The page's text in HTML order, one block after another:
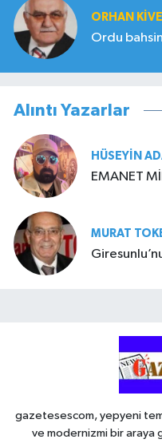
ORHAN
Ordu
Alıntı Yazarlar
HÜSEYIN
EMANET
MURAT
gazetesescom, yepyeni
ve modernizmi bir araya